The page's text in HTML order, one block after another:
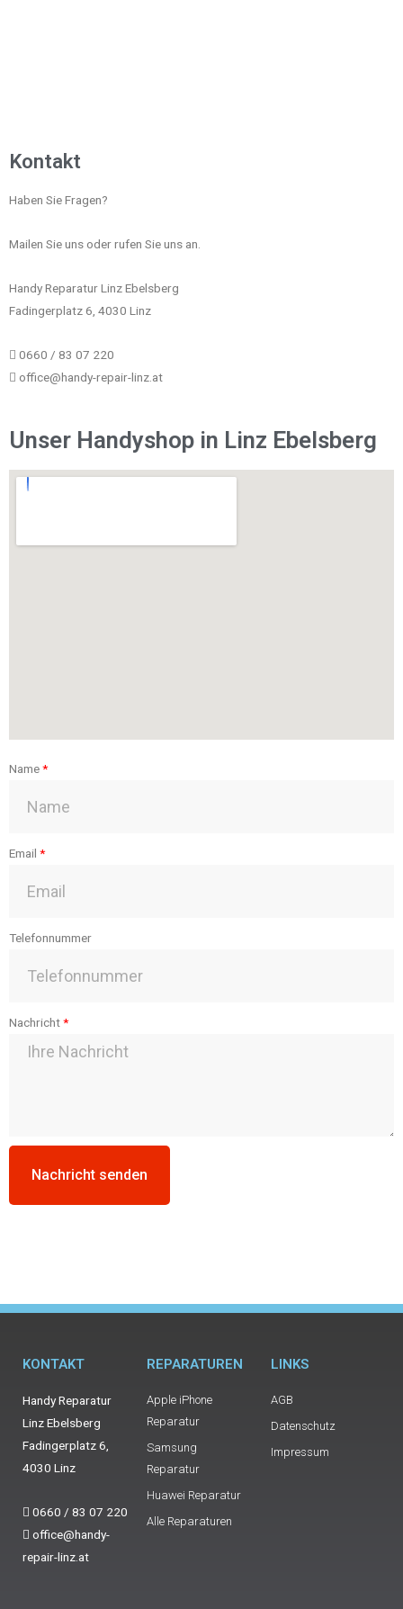
Kontakt
Haben Sie Fragen?
Mailen Sie uns oder rufen Sie uns an.
Handy Reparatur Linz Ebelsberg
Fadingerplatz 6, 4030 Linz
0660 / 83 07 220
office@handy-repair-linz.at
Unser Handyshop in Linz Ebelsberg
Name
Email
Telefonnummer
Nachricht
Nachricht senden
KONTAKT
Handy Reparatur
Linz Ebelsberg
Fadingerplatz 6,
4030 Linz
0660 / 83 07 220
office@handy-
repair-linz.at
REPARATUREN
Apple iPhone
Reparatur
Samsung
Reparatur
Huawei Reparatur
Alle Reparaturen
LINKS
AGB
Datenschutz
Impressum